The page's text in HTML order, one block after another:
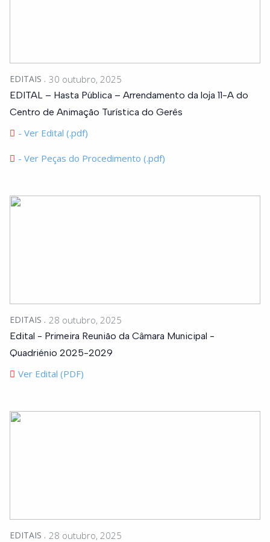
EDITAIS 30 outubro, 2025
EDITAL – Hasta Pública – Arrendamento da loja 11-A do
Centro de Animação Turística do Gerês
- Ver Edital (.pdf)
- Ver Peças do Procedimento (.pdf)
EDITAIS 28 outubro, 2025
Edital - Primeira Reunião da Câmara Municipal -
Quadriénio 2025-2029
Ver Edital (PDF)
EDITAIS 28 outubro, 2025